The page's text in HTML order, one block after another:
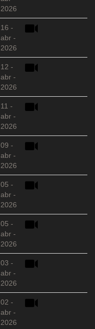
2026
16 -
abr -
2026
12 -
abr -
2026
11 -
abr -
2026
09 -
abr -
2026
05 -
abr -
2026
05 -
abr -
2026
03 -
abr -
2026
02 -
abr -
2026